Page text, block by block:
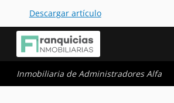
Descargar artículo
Inmobiliaria de Administradores Alfa